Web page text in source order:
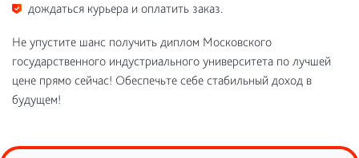
дождаться курьера и оплатить заказ.
Не упустите шанс получить диплом Московского
государственного индустриального университета по лучшей
цене прямо сейчас! Обеспечьте себе стабильный доход в
будущем!